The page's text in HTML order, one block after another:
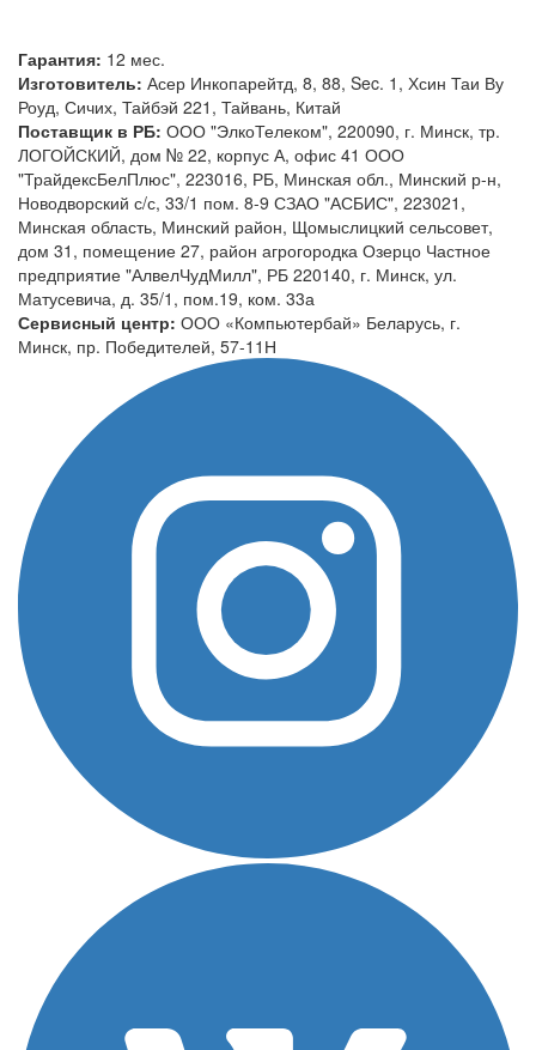
Гарантия: 12 мес.
Изготовитель: Асер Инкопарейтд, 8, 88, Sec. 1, Хсин Таи Ву
Роуд, Сичих, Тайбэй 221, Тайвань, Китай
Поставщик в РБ: ООО "ЭлкоТелеком", 220090, г. Минск, тр.
ЛОГОЙСКИЙ, дом № 22, корпус А, офис 41 ООО
"ТрайдексБелПлюс", 223016, РБ, Минская обл., Минский р-н,
Новодворский с/с, 33/1 пом. 8-9 СЗАО "АСБИС", 223021,
Минская область, Минский район, Щомыслицкий сельсовет,
дом 31, помещение 27, район агрогородка Озерцо Частное
предприятие "АлвелЧудМилл", РБ 220140, г. Минск, ул.
Матусевича, д. 35/1, пом.19, ком. 33а
Сервисный центр: ООО «Компьютербай» Беларусь, г.
Минск, пр. Победителей, 57-11Н